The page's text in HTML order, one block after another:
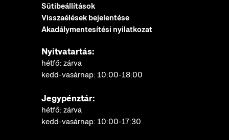
Sütibeállítások
Visszaélések bejelentése
Akadálymentesítési nyilatkozat
Nyitvatartás:
hétfő: zárva
kedd-vasárnap: 10:00-18:00
Jegypénztár:
hétfő: zárva
kedd-vasárnap: 10:00-17:30